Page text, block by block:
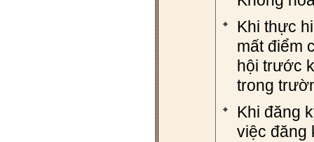
Khi thực
mất điểm
hội trước
trong
Khi đăng
việc đăng